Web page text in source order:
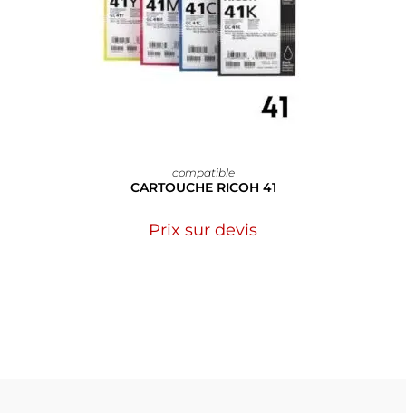
compatible
CARTOUCHE RICOH 41
Prix sur devis